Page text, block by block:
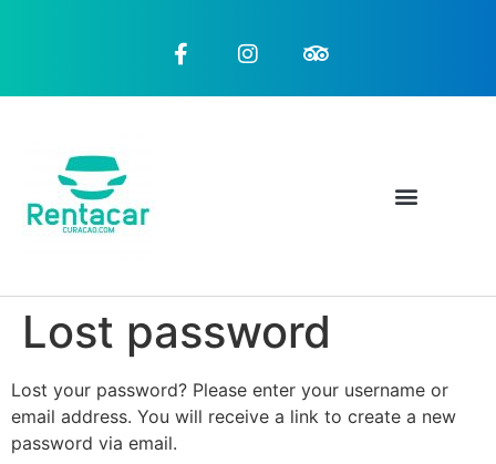
Lost password
Lost your password? Please enter your username or
email address. You will receive a link to create a new
password via email.